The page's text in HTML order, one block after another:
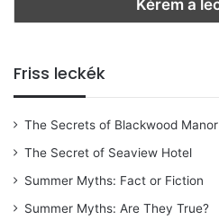
Friss leckék
The Secrets of Blackwood Manor
The Secret of Seaview Hotel
Summer Myths: Fact or Fiction
Summer Myths: Are They True?